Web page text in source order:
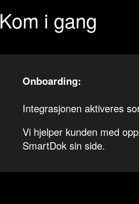
Kom i gang
Onboarding:
Integrasjonen aktiveres
Vi hjelper kunden med
SmartDok sin side.